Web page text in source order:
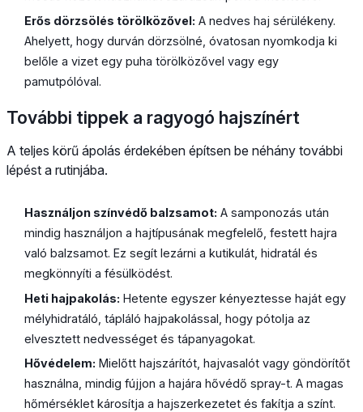
Erős dörzsölés törölközővel: A nedves haj sérülékeny.
Ahelyett, hogy durván dörzsölné, óvatosan nyomkodja ki
belőle a vizet egy puha törölközővel vagy egy
pamutpólóval.
További tippek a ragyogó hajszínért
A teljes körű ápolás érdekében építsen be néhány további
lépést a rutinjába.
Használjon színvédő balzsamot: A samponozás után
mindig használjon a hajtípusának megfelelő, festett hajra
való balzsamot. Ez segít lezárni a kutikulát, hidratál és
megkönnyíti a fésülködést.
Heti hajpakolás: Hetente egyszer kényeztesse haját egy
mélyhidratáló, tápláló hajpakolással, hogy pótolja az
elvesztett nedvességet és tápanyagokat.
Hővédelem: Mielőtt hajszárítót, hajvasalót vagy göndörítőt
használna, mindig fújjon a hajára hővédő spray-t. A magas
hőmérséklet károsítja a hajszerkezetet és fakítja a színt.